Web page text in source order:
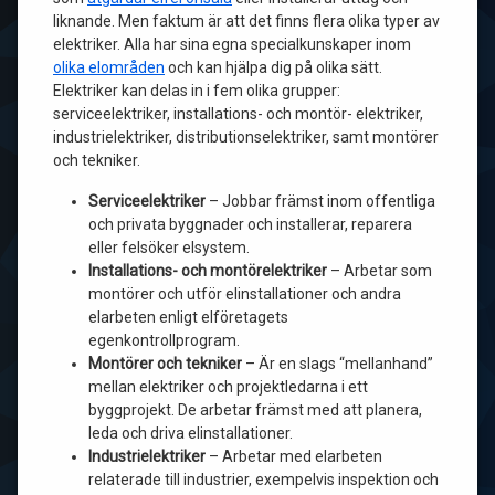
liknande. Men faktum är att det finns flera olika typer av
elektriker. Alla har sina egna specialkunskaper inom
olika elområden och kan hjälpa dig på olika sätt.
Elektriker kan delas in i fem olika grupper:
serviceelektriker, installations- och montör- elektriker,
industrielektriker, distributionselektriker, samt montörer
och tekniker.
Serviceelektriker – Jobbar främst inom offentliga
och privata byggnader och installerar, reparera
eller felsöker elsystem.
Installations- och montörelektriker – Arbetar som
montörer och utför elinstallationer och andra
elarbeten enligt elföretagets
egenkontrollprogram.
Montörer och tekniker – Är en slags “mellanhand”
mellan elektriker och projektledarna i ett
byggprojekt. De arbetar främst med att planera,
leda och driva elinstallationer.
Industrielektriker – Arbetar med elarbeten
relaterade till industrier, exempelvis inspektion och